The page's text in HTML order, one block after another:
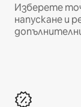
Изберете
напускане и